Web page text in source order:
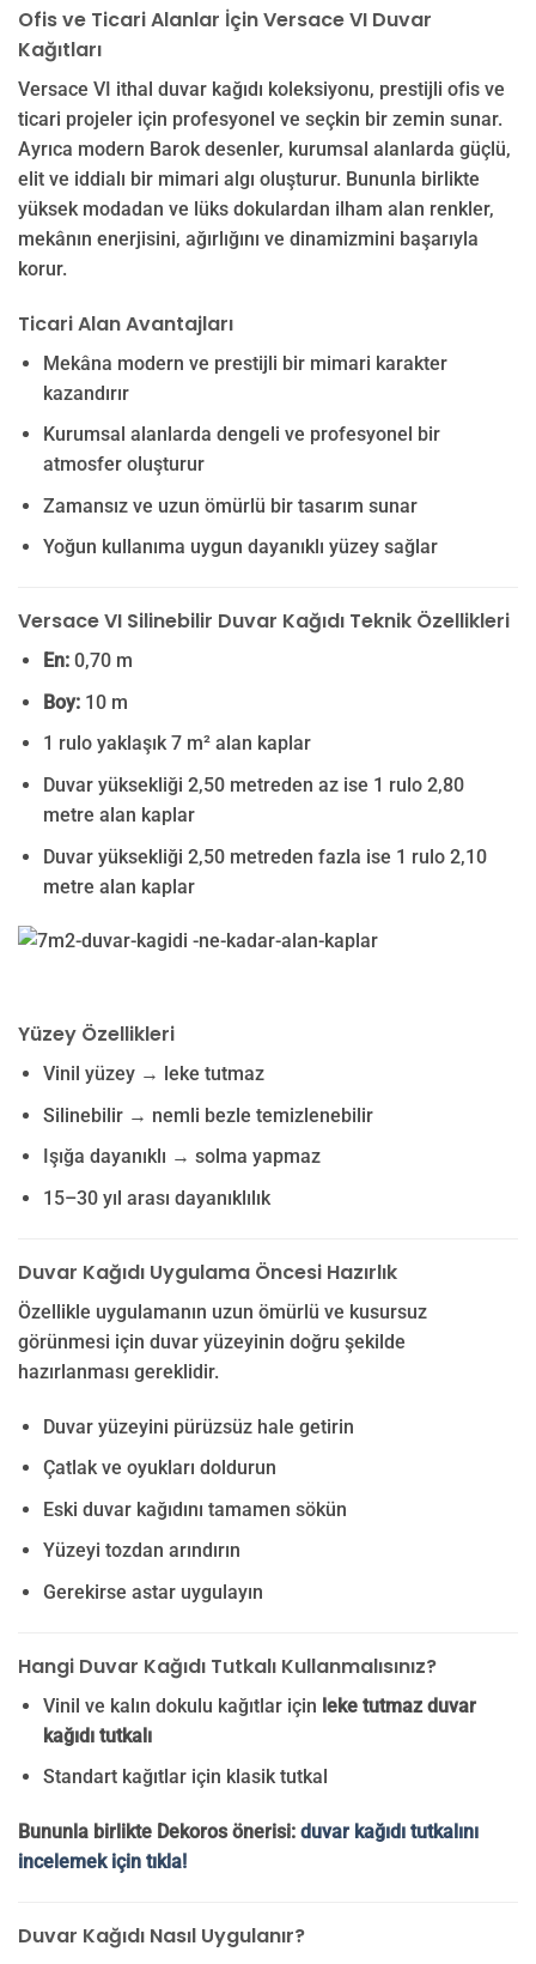
Ofis ve Ticari Alanlar İçin Versace VI Duvar
Kağıtları
Versace VI ithal duvar kağıdı koleksiyonu, prestijli ofis ve
ticari projeler için profesyonel ve seçkin bir zemin sunar.
Ayrıca modern Barok desenler, kurumsal alanlarda güçlü,
elit ve iddialı bir mimari algı oluşturur. Bununla birlikte
yüksek modadan ve lüks dokulardan ilham alan renkler,
mekânın enerjisini, ağırlığını ve dinamizmini başarıyla
korur.
Ticari Alan Avantajları
Mekâna modern ve prestijli bir mimari karakter
kazandırır
Kurumsal alanlarda dengeli ve profesyonel bir
atmosfer oluşturur
Zamansız ve uzun ömürlü bir tasarım sunar
Yoğun kullanıma uygun dayanıklı yüzey sağlar
Versace VI Silinebilir Duvar Kağıdı Teknik Özellikleri
En:0,70 m
Boy:10 m
1 rulo yaklaşık 7 m² alan kaplar
Duvar yüksekliği 2,50 metreden az ise 1 rulo 2,80
metre alan kaplar
Duvar yüksekliği 2,50 metreden fazla ise 1 rulo 2,10
metre alan kaplar
Yüzey Özellikleri
Vinil yüzey → leke tutmaz
Silinebilir → nemli bezle temizlenebilir
Işığa dayanıklı → solma yapmaz
15–30 yıl arası dayanıklılık
Duvar Kağıdı Uygulama Öncesi Hazırlık
Özellikle uygulamanın uzun ömürlü ve kusursuz
görünmesi için duvar yüzeyinin doğru şekilde
hazırlanması gereklidir.
Duvar yüzeyini pürüzsüz hale getirin
Çatlak ve oyukları doldurun
Eski duvar kağıdını tamamen sökün
Yüzeyi tozdan arındırın
Gerekirse astar uygulayın
Hangi Duvar Kağıdı Tutkalı Kullanmalısınız?
Vinil ve kalın dokulu kağıtlar için leke tutmaz duvar
kağıdı tutkalı
Standart kağıtlar için klasik tutkal
Bununla birlikte Dekoros önerisi: duvar kağıdı tutkalını
incelemek için tıkla!
Duvar Kağıdı Nasıl Uygulanır?